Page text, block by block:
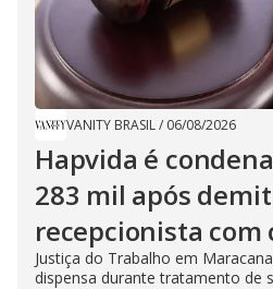
VANITY BRASIL/ 06/08/2026
Hapvida é
283 mil após
recepcionista com
Justiça do Trabalho em
dispensa durante tratamento de